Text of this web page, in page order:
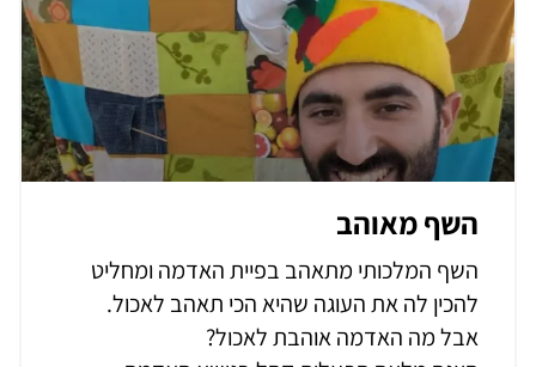
השף מאוהב
השף המלכותי מתאהב בפיית האדמה ומחליט
להכין לה את העוגה שהיא הכי תאהב לאכול.
אבל מה האדמה אוהבת לאכול?